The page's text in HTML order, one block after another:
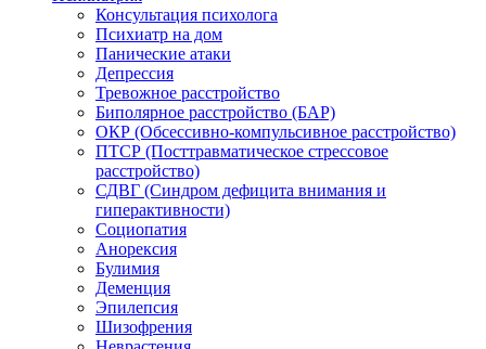
Консультация психолога
Психиатр на дом
Панические атаки
Депрессия
Тревожное расстройство
Биполярное расстройство (БАР)
ОКР (Обсессивно-компульсивное расстройство)
ПТСР (Посттравматическое стрессовое
расстройство)
СДВГ (Синдром дефицита внимания и
гиперактивности)
Социопатия
Анорексия
Булимия
Деменция
Эпилепсия
Шизофрения